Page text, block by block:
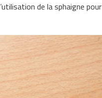
de la sphaigne pour